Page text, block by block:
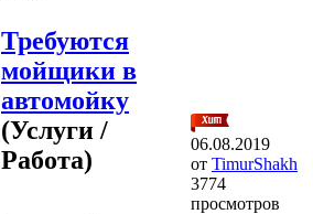
Требуются
мойщики в
автомойку
(Услуги /
Работа)
06.08.2019
от TimurShakh
3774
просмотров